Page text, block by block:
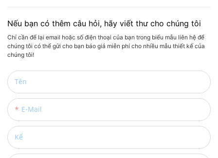
Nếu bạn có thêm câu hỏi, hãy viết thư cho chúng tôi
Chỉ cần để lại email hoặc số điện thoại của bạn trong biểu mẫu liên hệ để
chúng tôi có thể gửi cho bạn báo giá miễn phí cho nhiều mẫu thiết kế của
chúng tôi!
Tên
E-Mail
Kể